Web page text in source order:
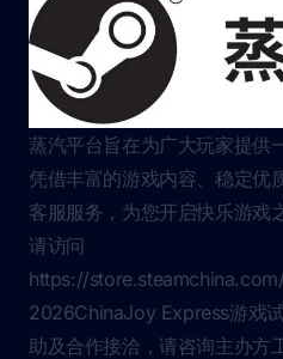
蒸汽平台旨在为广大玩家提供
凭借丰富的游戏内容、稳定优
客服服务，为您开启快乐游戏
请访问
https://store.steamchina.com/
2026ChinaJoy Express游戏
助及合作接洽，请咨询主办方